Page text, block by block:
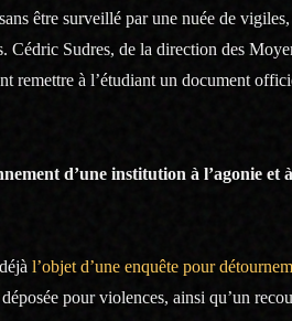
être surveillé par une nuée de
Cédric Sudres, de la direction des
remettre à l’étudiant un document
d’une institution à l’agonie
l’objet d’une enquête pour
pour violences, ainsi qu’un